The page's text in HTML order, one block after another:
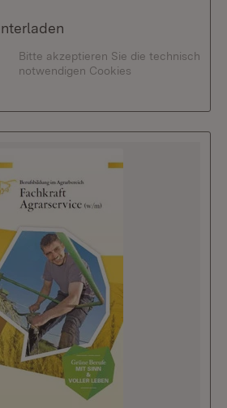
Bitte akzeptieren Sie die technisch
notwendigen Cookies